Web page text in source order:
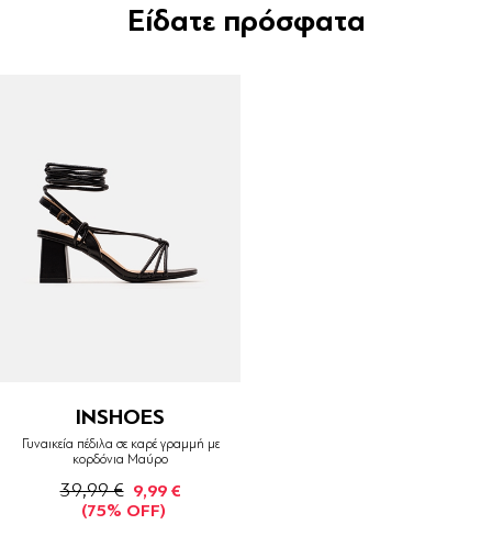
Είδατε πρόσφατα
INSHOES
Γυναικεία πέδιλα σε καρέ γραμμή με
κορδόνια Μαύρο
39,99 € 9,99 €
(75% OFF)